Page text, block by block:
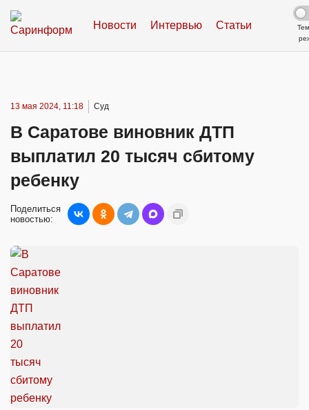
Новости Интервью Статьи
13 мая 2024, 11:18 Суд
В Саратове виновник ДТП
выплатил 20 тысяч сбитому
ребенку
Поделиться
новостью: